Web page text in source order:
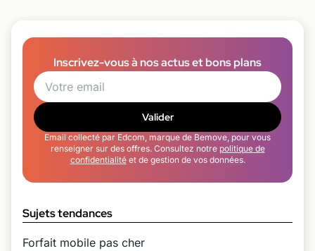
Inscrivez-vous à nos actus et bons plans
Valider
Email collecté par Edcom, marque de Bemove, pour vous
renseigner sur des offres. Consultez notre politique de
confidentialitéet de gestion de vos données.
Sujets tendances
Forfait mobile pas cher